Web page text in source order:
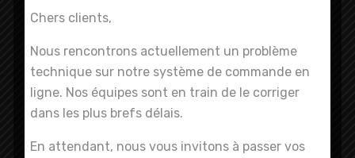
Chers clients,
Nous rencontrons actuellement un problème
technique sur notre système de commande en
ligne. Nos équipes sont en train de le corriger
dans les plus brefs délais.
En attendant, nous vous invitons à passer vos